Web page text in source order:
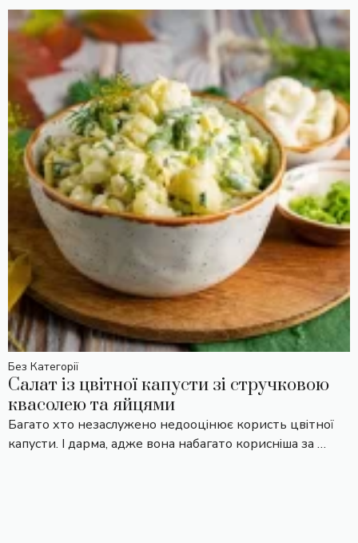
Без Категорії
Салат із цвітної капусти зі стручковою
квасолею та яйцями
Багато хто незаслужено недооцінює користь цвітної
капусти. І дарма, адже вона набагато корисніша за …